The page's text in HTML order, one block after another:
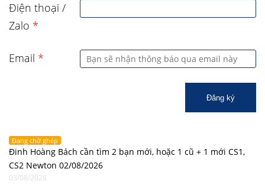
Điện thoại /
Zalo *
Email *
Đăng ký
Đang chờ ghép
Đinh Hoàng Bách cần tìm 2 bạn mới, hoặc 1 cũ + 1 mới CS1,
CS2 Newton 02/08/2026
03/08/2026